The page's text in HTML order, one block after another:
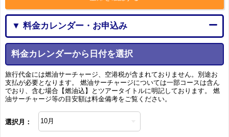
▼ 料金カレンダー・お申込み
料金カレンダーから日付を選択
旅行代金には燃油サーチャージ、空港税が含まれておりません。別途お
支払が必要となります。 燃油サーチャージについては一部コースは含ん
でおり、含む場合【燃油込】とツアータイトルに明記しております。 燃
油サーチャージ等の目安額は料金備考をご覧ください。
選択月：